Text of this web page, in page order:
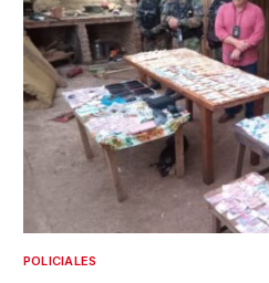
POLICIALES